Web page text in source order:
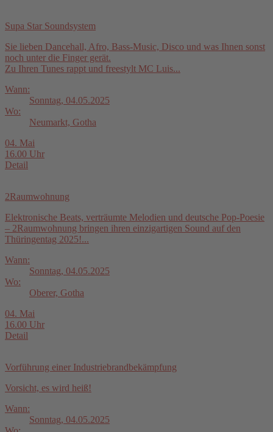
Supa Star Soundsystem
Sie lieben Dancehall, Afro, Bass-Music, Disco und was Ihnen sonst
noch unter die Finger gerät.
Zu Ihren Tunes rappt und freestylt MC Luis...
Wann:
Sonntag, 04.05.2025
Wo:
Neumarkt, Gotha
04. Mai
16.00 Uhr
Detail
2Raumwohnung
Elektronische Beats, verträumte Melodien und deutsche Pop-Poesie
– 2Raumwohnung bringen ihren einzigartigen Sound auf den
Thüringentag 2025!...
Wann:
Sonntag, 04.05.2025
Wo:
Oberer, Gotha
04. Mai
16.00 Uhr
Detail
Vorführung einer Industriebrandbekämpfung
Vorsicht, es wird heiß!
Wann:
Sonntag, 04.05.2025